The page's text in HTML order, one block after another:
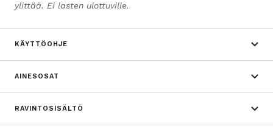
ylittää. Ei lasten ulottuville.
KÄYTTÖOHJE
AINESOSAT
RAVINTOSISÄLTÖ